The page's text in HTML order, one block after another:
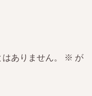
ありません。 ※ が